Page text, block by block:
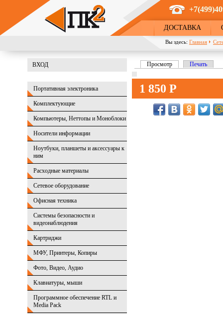
Перейти к основному содержанию
ДОСТАВКА
Вы здесь: Главная
ВХОД
Портативная электроника
Комплектующие
Компьютеры, Неттопы и Моноблоки
Носители информации
Ноутбуки, планшеты и аксессуары к
ним
Расходные материалы
Сетевое оборудование
Офисная техника
Системы безопасности и
видеонаблюдения
Картриджи
МФУ, Принтеры, Копиры
Фото, Видео, Аудио
Клавиатуры, мыши
Программное обеспечение RTL и
Media Pack
Главные вкладки
Просмотр (активная вкладка)
Печать
1 850 Р